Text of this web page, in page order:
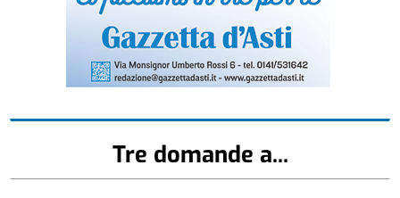
Tre domande a...